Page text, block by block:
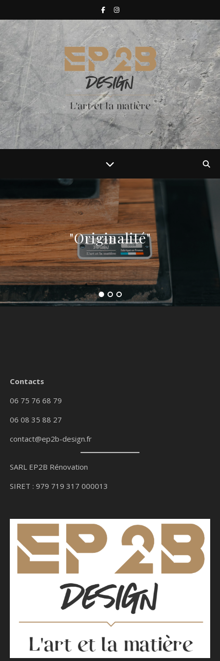
"Originalité"
Contacts
06 75 76 68 79
06 08 35 88 27
contact@ep2b-design.fr
SARL EP2B Rénovation
SIRET : 979 719 317 000013